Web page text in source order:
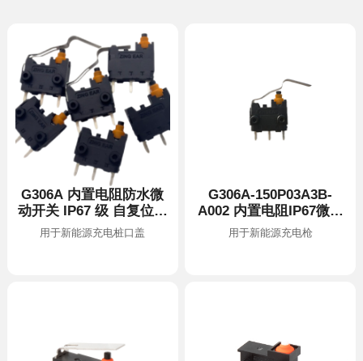
仔式开关
用于新能源充电桩口盖
专用插合传感元件
用于新能源充电枪